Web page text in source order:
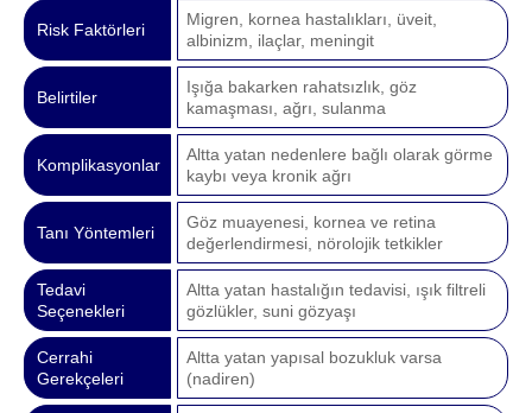
Risk Faktörleri
Migren, kornea hastalıkları, üveit,
albinizm, ilaçlar, meningit
Belirtiler
Işığa bakarken rahatsızlık, göz
kamaşması, ağrı, sulanma
Komplikasyonlar
Altta yatan nedenlere bağlı olarak görme
kaybı veya kronik ağrı
Tanı Yöntemleri
Göz muayenesi, kornea ve retina
değerlendirmesi, nörolojik tetkikler
Tedavi
Seçenekleri
Altta yatan hastalığın tedavisi, ışık filtreli
gözlükler, suni gözyaşı
Cerrahi
Gerekçeleri
Altta yatan yapısal bozukluk varsa
(nadiren)